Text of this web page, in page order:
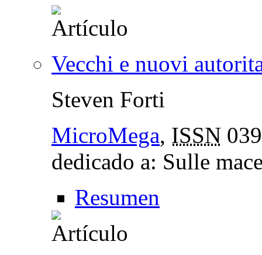
Vecchi e nuovi
Steven Forti
MicroMega, ISSN
dedicado a: Sulle
Resumen